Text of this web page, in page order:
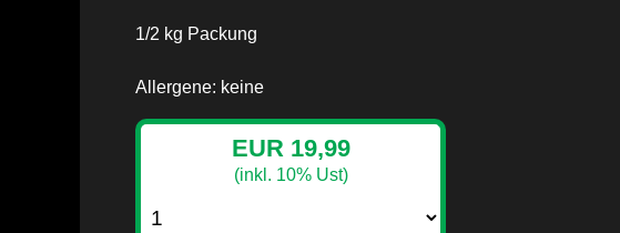
1/2 kg Packung
Allergene: keine
EUR 19,99
(inkl. 10% Ust)